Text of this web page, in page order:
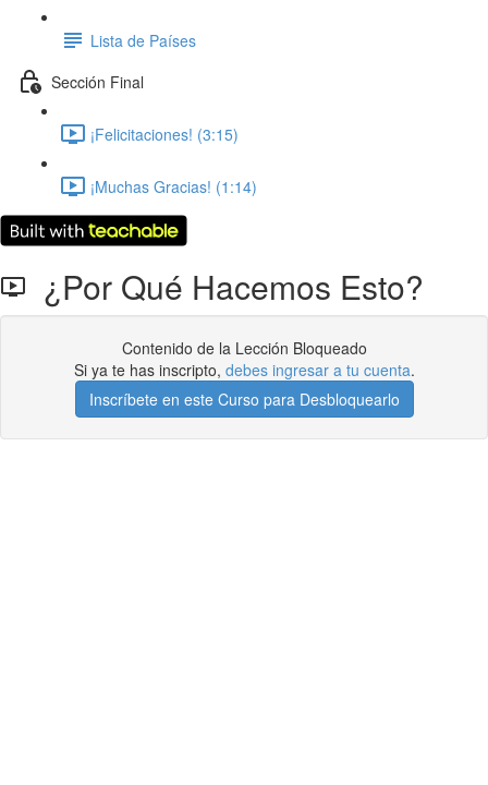
Lista de Países
Sección Final
¡Felicitaciones! (3:15)
¡Muchas Gracias! (1:14)
¿Por Qué Hacemos Esto?
Contenido de la Lección Bloqueado
Si ya te has inscripto, debes ingresar a tu cuenta.
Inscríbete en este Curso para Desbloquearlo